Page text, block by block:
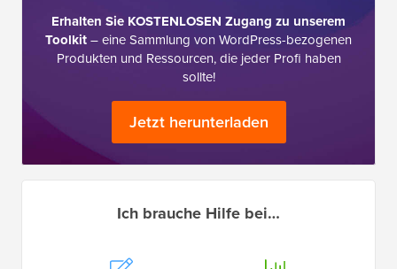
Erhalten Sie KOSTENLOSEN Zugang zu unserem
Toolkit– eine Sammlung von WordPress-bezogenen
Produkten und Ressourcen, die jeder Profi haben
sollte!
Jetzt herunterladen
Ich brauche Hilfe bei…